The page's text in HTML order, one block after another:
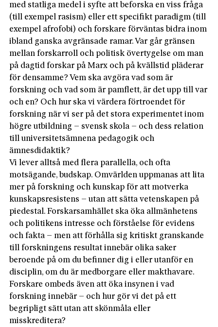
med statliga medel i syfte att beforska en viss fråga
(till exempel rasism) eller ett specifikt paradigm (till
exempel afrofobi) och forskare förväntas bidra inom
ibland ganska avgränsade ramar. Var går gränsen
mellan forskarroll och politisk övertygelse om man
på dagtid forskar på Marx och på kvällstid pläderar
för densamme? Vem ska avgöra vad som är
forskning och vad som är pamflett, är det upp till var
och en? Och hur ska vi värdera förtroendet för
forskning när vi ser på det stora experimentet inom
högre utbildning – svensk skola – och dess relation
till universitetsämnena pedagogik och
ämnesdidaktik?
Vi lever alltså med flera parallella, och ofta
motsägande, budskap. Omvärlden uppmanas att lita
mer på forskning och kunskap för att motverka
kunskapsresistens – utan att sätta vetenskapen på
piedestal. Forskarsamhället ska öka allmänhetens
och politikens intresse och förståelse för evidens
och fakta – men att förhålla sig kritiskt granskande
till forskningens resultat innebär olika saker
beroende på om du befinner dig i eller utanför en
disciplin, om du är medborgare eller makthavare.
Forskare ombeds även att öka insynen i vad
forskning innebär – och hur gör vi det på ett
begripligt sätt utan att skönmåla eller
misskreditera?